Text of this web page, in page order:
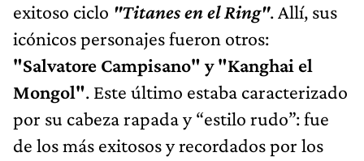
exitoso ciclo "Titanes en el Ring". Allí, sus
icónicos personajes fueron otros:
"Salvatore Campisano" y "Kanghai el
Mongol". Este último estaba caracterizado
por su cabeza rapada y “estilo rudo”: fue
de los más exitosos y recordados por los